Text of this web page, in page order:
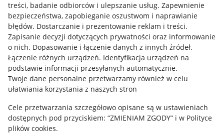
treści, badanie odbiorców i ulepszanie usług. Zapewnienie
bezpieczeństwa, zapobieganie oszustwom i naprawianie
błędów. Dostarczanie i prezentowanie reklam i treści.
Zapisanie decyzji dotyczących prywatności oraz informowanie
o nich. Dopasowanie i łączenie danych z innych źródeł.
Łączenie różnych urządzeń. Identyfikacja urządzeń na
podstawie informacji przesyłanych automatycznie.
Twoje dane personalne przetwarzamy również w celu
ułatwiania korzystania z naszych stron
Cele przetwarzania szczegółowo opisane są w ustawieniach
dostępnych pod przyciskiem: “ZMIENIAM ZGODY” i w Polityce
plików cookies.
Mapa miejscowości
Informacje prawne
Regulamin
Polityka plików "cookies"
Ustawienia plików "cookies"
Udostępnianie lokalizacji
Informacje dla Aktu o Usługach Cyfrowych